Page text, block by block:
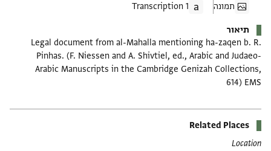
תמונה
1 Transcription
תיאור
Legal document from al-Mahalla mentioning ha-zaqen b. R.
Pinhas. (F. Niessen and A. Shivtiel, ed., Arabic and Judaeo-
Arabic Manuscripts in the Cambridge Genizah Collections,
614) EMS
Related Places
Location